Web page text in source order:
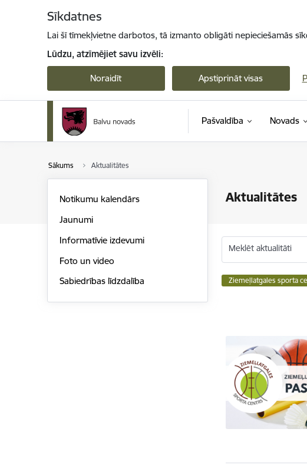
Sīkdatnes
Lai šī tīmekļvietne darbotos, tā izmanto obligāti nepieciešamās
Lūdzu, atzīmējiet savu izvēli:
Noraidīt Apstiprināt visas
Pašvaldība Novads
Sākums Aktualitātes
Aktualitātes
Notikumu kalendārs
Jaunumi
Informatīvie izdevumi
Foto un video
Sabiedrības līdzdalība
Meklēt aktualitāti
Ziemeļlatgales sporta